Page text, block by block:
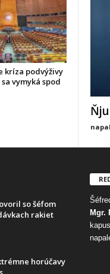
kríza podvýživy
vymyká spod
so šéfom
rakiet
horúčavy
Mgr.